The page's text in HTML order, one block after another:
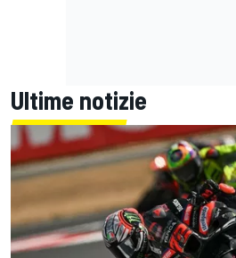
Ultime notizie